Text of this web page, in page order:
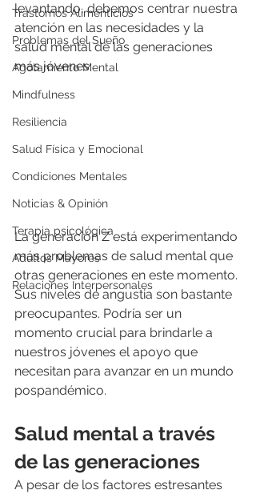
Trastornos Alimenticios
Problemas del Sueño
Agotamiento Mental
Mindfulness
Resiliencia
Salud Física y Emocional
Condiciones Mentales
Noticias & Opinión
Terapia psicológica
Adultos Mayores
Relaciones Interpersonales
levantando, debemos centrar nuestra
atención en las necesidades y la
salud mental de las generaciones
más jóvenes.
La generación Z está experimentando
más problemas de salud mental que
otras generaciones en este momento.
Sus niveles de angustia son bastante
preocupantes. Podría ser un
momento crucial para brindarle a
nuestros jóvenes el apoyo que
necesitan para avanzar en un mundo
pospandémico.
Salud mental a través
de las generaciones
A pesar de los factores estresantes